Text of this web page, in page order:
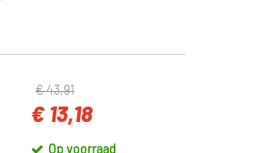
€ 43,91
€ 13,18
Op voorraad